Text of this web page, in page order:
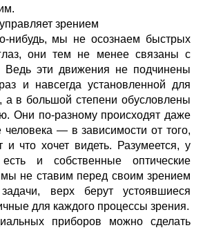
зрением
нибудь, мы не осознаем быстрых
они тем не менее связаны с
Ведь эти движения не подчинены
и навсегда установленной для
а в большой степени обусловлены
Они по-разному происходят даже
человека — в зависимости от того,
и что хочет видеть. Разумеется, у
и собственные оптические
не ставим перед своим зрением
верх берут устоявшиеся
для каждого процессы зрения.
приборов можно сделать